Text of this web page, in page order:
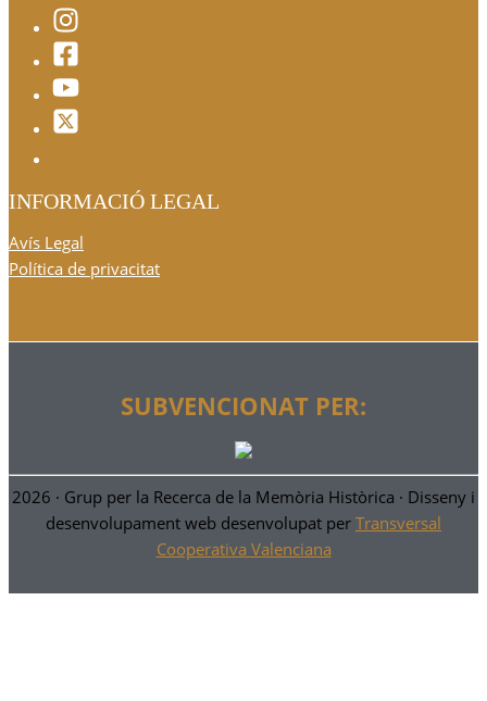
INFORMACIÓ LEGAL
Avís Legal
Política de privacitat
SUBVENCIONAT PER:
2026 · Grup per la Recerca de la Memòria Històrica · Disseny i
desenvolupament web desenvolupat per Transversal
Cooperativa Valenciana